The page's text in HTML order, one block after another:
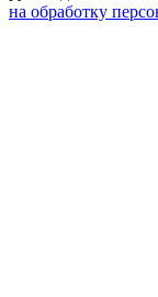
на обработку